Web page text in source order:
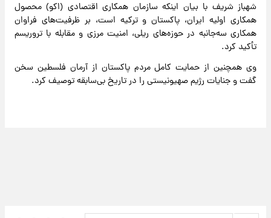
شهباز شریف با بیان اینکه سازمان همکاری اقتصادی (اکو) محصول
همکاری اولیه ایران، پاکستان و ترکیه است، بر ظرفیت‌های فراوان
همکاری سه‌جانبه در حوزه‌های ریلی، امنیت مرزی و مقابله با تروریسم
تأکید کرد.
وی همچنین از حمایت کامل مردم پاکستان از آرمان فلسطین سخن
گفت و جنایات رژیم صهیونیستی را در تاریخ بی‌سابقه توصیف کرد.